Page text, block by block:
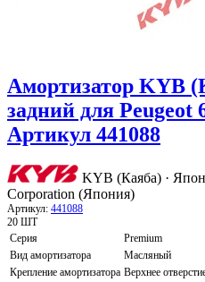
Амортизатор KYB
задний для Peugeot
Артикул 441088
KYB (Каяба) ·
Corporation (Япония)
Артикул: 441088
20 ШТ
Серия
Premium
Вид амортизатора
Масляный
Крепление амортизатора Верхнее